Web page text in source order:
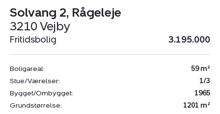
Solvang 2, Rågeleje
3210 Vejby
Fritidsbolig 3.195.000
Boligareal:
59 m²
Stue/Værelser:
1/3
Bygget/Ombygget:
1965
Grundstørrelse:
1201 m²